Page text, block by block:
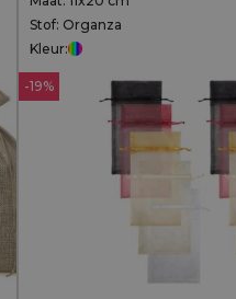
Stof: Organza
Kleur:
-19%